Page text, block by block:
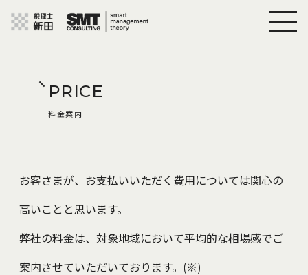
PRICE
料金案内
お客さまが、お支払いいただく費用については関心の
高いことと思います。
弊社の料金は、対象地域において平均的な相場感でご
案内させていただいております。(※)